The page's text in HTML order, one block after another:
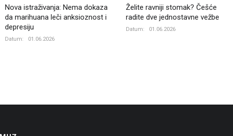
Nova istraživanja: Nema dokaza
da marihuana leči anksioznost i
depresiju
Datum: 01.06.2026
Želite ravniji stomak? Češće
radite dve jednostavne vežbe
Datum: 01.06.2026